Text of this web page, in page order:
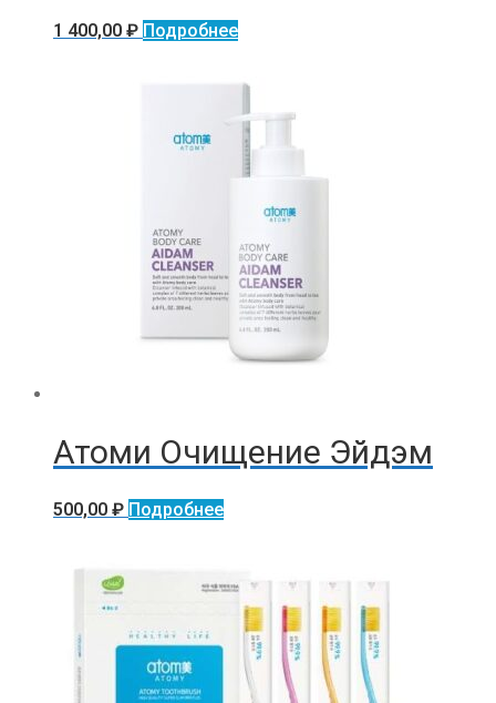
1 400,00 ₽ Подробнее
Атоми Очищение Эйдэм
500,00 ₽ Подробнее